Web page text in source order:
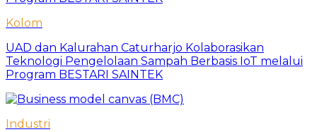
Kolom
UAD dan Kalurahan Caturharjo Kolaborasikan
Teknologi Pengelolaan Sampah Berbasis IoT melalui
Program BESTARI SAINTEK
Industri